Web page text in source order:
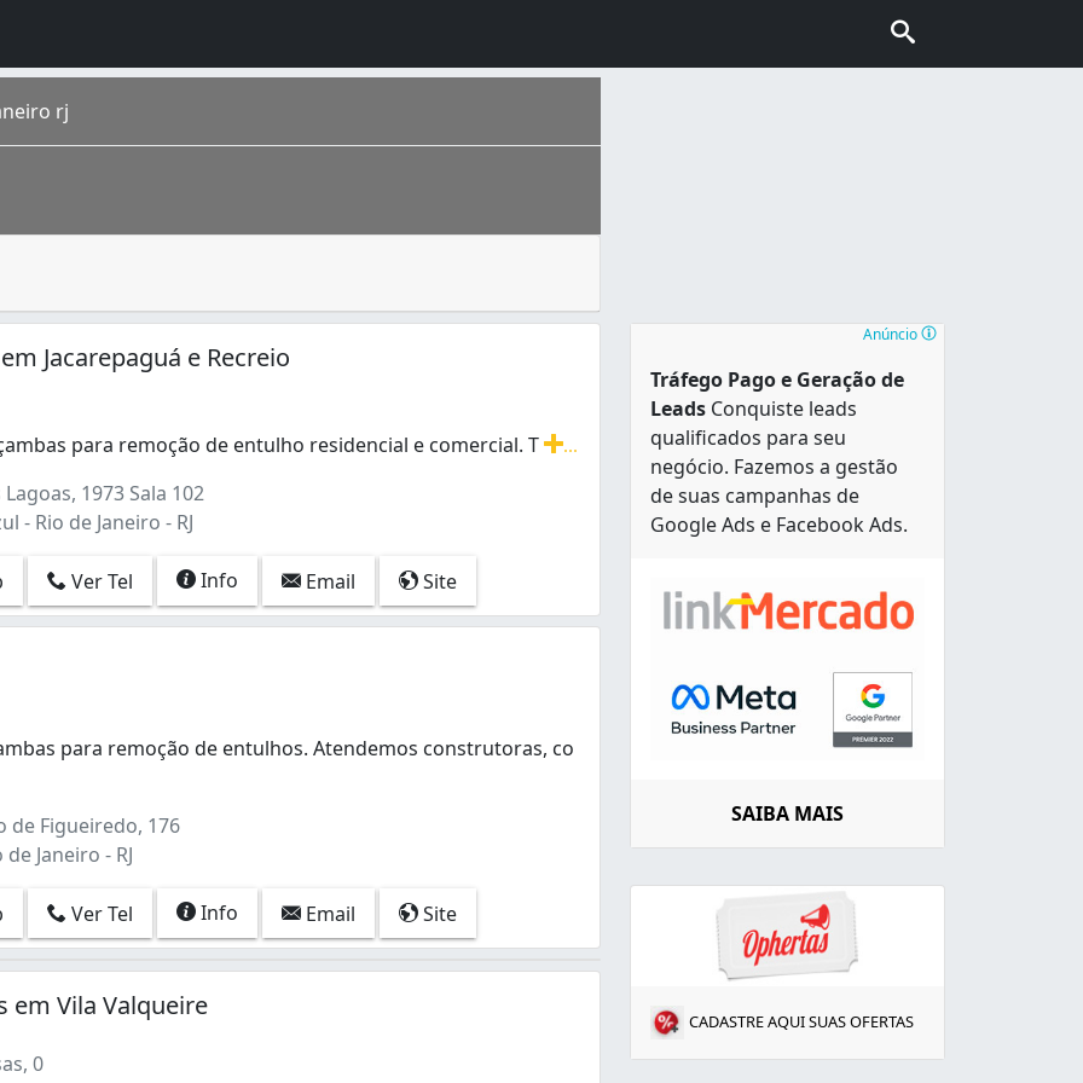
rj
homônimo fica na região Sudeste do país. É a cidade de mais escolhida pelo turismo internacional no Brasil,
– RJ situado naZona Oeste. Foi fundado em julho de 1981, tem cerca de 4,3 Km² e aproximadamente 33 mil
Jacarepaguá e Recreio
para remoção de entulho residencial e comercial. T
para remoção de entulho residencial e comercial. Tradição, agilidade e ótimo atendimento. Faturamos para
1973 Sala 102
- Rio de Janeiro - RJ
Ver Tel Info Email Site
para remoção de entulhos. Atendemos construtoras, co
para remoção de entulhos. Atendemos construtoras, condomínios, empresas e residências. Realizamos
de Figueiredo, 176
Janeiro - RJ
Ver Tel Info Email Site
em Vila Valqueire
0
Anúncio
Tráfego Pago e Geração de
Leads Conquiste leads
qualificados para seu
negócio. Fazemos a gestão
de suas campanhas de
Google Ads e Facebook Ads.
SAIBA MAIS
CADASTRE AQUI SUAS OFERTAS